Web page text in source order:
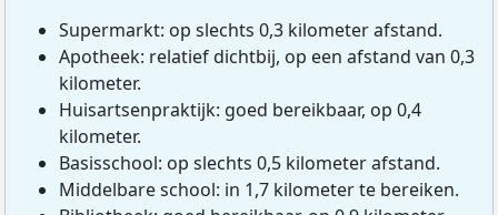
Supermarkt: op slechts 0,3 kilometer afstand.
Apotheek: relatief dichtbij, op een afstand van 0,3
kilometer.
Huisartsenpraktijk: goed bereikbaar, op 0,4
kilometer.
Basisschool: op slechts 0,5 kilometer afstand.
Middelbare school: in 1,7 kilometer te bereiken.